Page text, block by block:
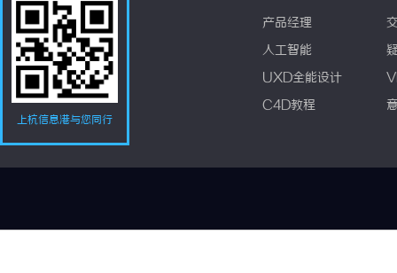
上杭信息港与您同行
产品经理
人工智能
UXD全能设计
C4D教程